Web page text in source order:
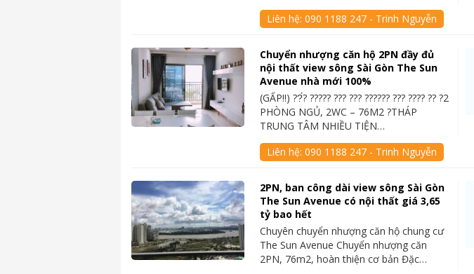
Liên hệ:090 1188 247 - Trinh Nguyễn
Chuyển nhượng căn hộ 2PN đầy đủ
nội thất view sông Sài Gòn The Sun
Avenue nhà mới 100%
(GẤP‼️) ??́? ????? ??? ??? ?????? ??? ???? ?? ?2
PHÒNG NGỦ, 2WC – 76M2 ?THÁP
TRUNG TÂM NHIỀU TIỆN…
Liên hệ:090 1188 247 - Trinh Nguyễn
2PN, ban công dài view sông Sài Gòn
The Sun Avenue có nội thất giá 3,65
tỷ bao hết
Chuyên chuyển nhượng căn hộ chung cư
The Sun Avenue Chuyển nhượng căn
2PN, 76m2, hoàn thiện cơ bản Đặc…